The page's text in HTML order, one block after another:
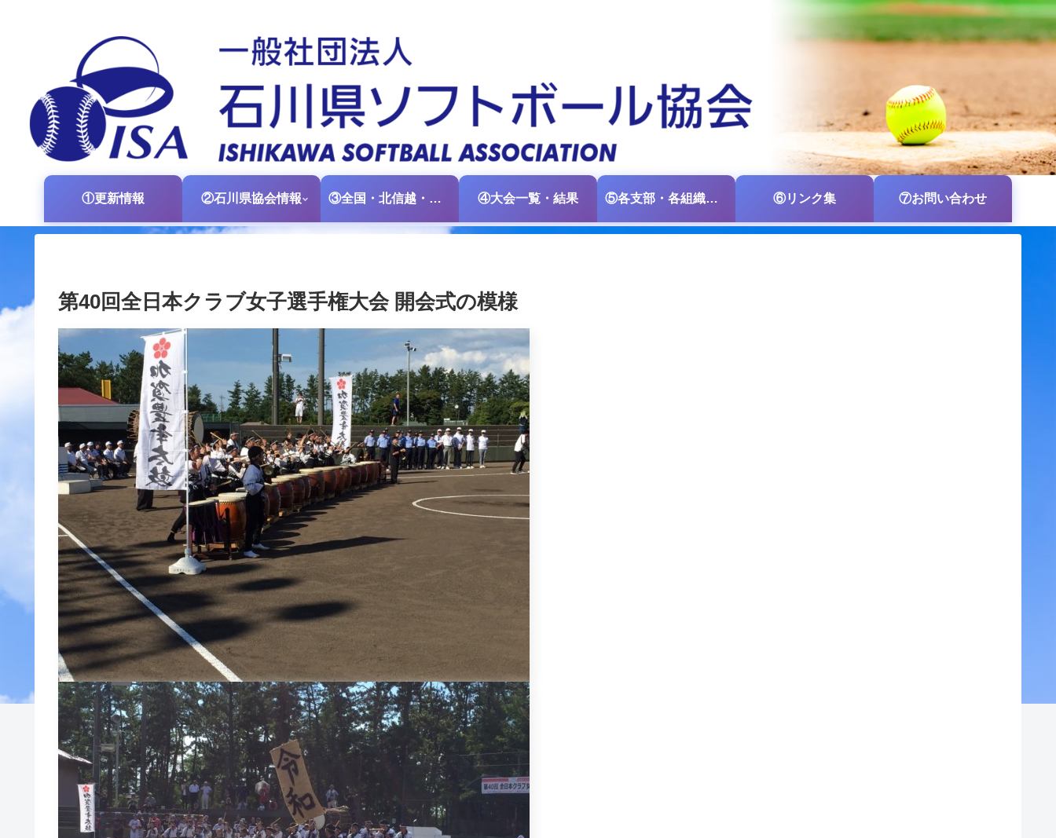
①更新情報 ②石川県協会情報 ③全国・北信越・中日本大会情報 ④大会一覧・結果 ⑤各支部・各組織の掲示板 ⑥リンク集 ⑦お問い合わせ
第40回全日本クラブ女子選手権大会 開会式の模様